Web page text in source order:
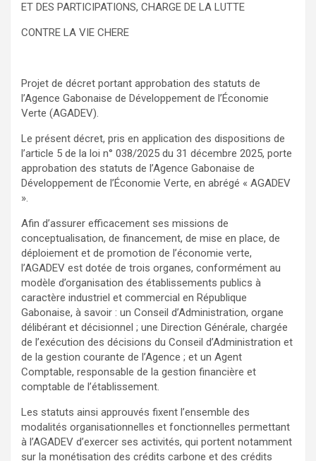
ET DES PARTICIPATIONS, CHARGE DE LA LUTTE
CONTRE LA VIE CHERE
Projet de décret portant approbation des statuts de
l’Agence Gabonaise de Développement de l’Économie
Verte (AGADEV).
Le présent décret, pris en application des dispositions de
l’article 5 de la loi n° 038/2025 du 31 décembre 2025, porte
approbation des statuts de l’Agence Gabonaise de
Développement de l’Économie Verte, en abrégé « AGADEV
».
Afin d’assurer efficacement ses missions de
conceptualisation, de financement, de mise en place, de
déploiement et de promotion de l’économie verte,
l’AGADEV est dotée de trois organes, conformément au
modèle d’organisation des établissements publics à
caractère industriel et commercial en République
Gabonaise, à savoir : un Conseil d’Administration, organe
délibérant et décisionnel ; une Direction Générale, chargée
de l’exécution des décisions du Conseil d’Administration et
de la gestion courante de l’Agence ; et un Agent
Comptable, responsable de la gestion financière et
comptable de l’établissement.
Les statuts ainsi approuvés fixent l’ensemble des
modalités organisationnelles et fonctionnelles permettant
à l’AGADEV d’exercer ses activités, qui portent notamment
sur la monétisation des crédits carbone et des crédits